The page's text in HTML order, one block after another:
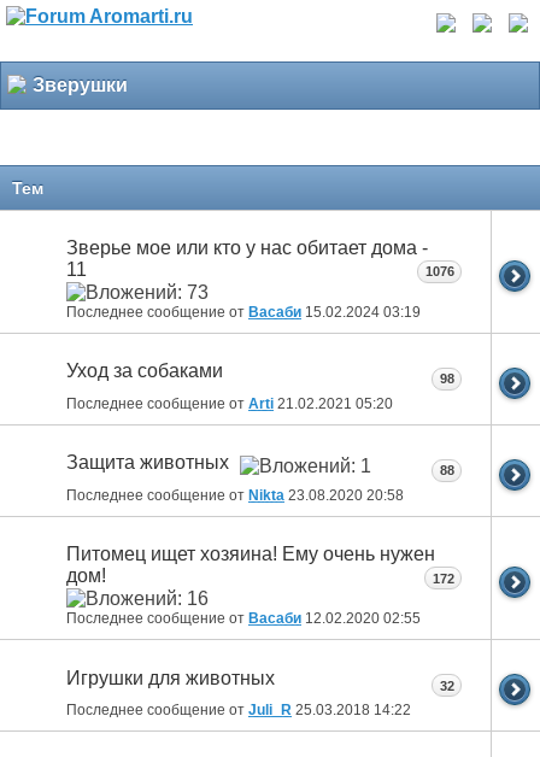
Зверушки
Тем
Зверье мое или кто у нас обитает дома -
11
Последнее сообщение от Васаби 15.02.2024 03:19
1076
Уход за собаками
Последнее сообщение от Arti 21.02.2021 05:20
98
Защита животных
Последнее сообщение от Nikta 23.08.2020 20:58
88
Питомец ищет хозяина! Ему очень нужен
дом!
Последнее сообщение от Васаби 12.02.2020 02:55
172
Игрушки для животных
Последнее сообщение от Juli_R 25.03.2018 14:22
32